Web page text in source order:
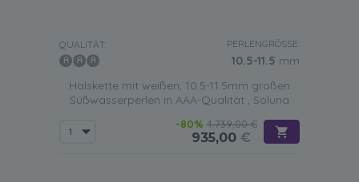
QUALITÄT: PERLENGRÖSSE:
10.5-11.5 mm
Halskette mit weißen, 10.5-11.5mm großen
Süßwasserperlen in AAA-Qualität , Soluna
-80% 4.739,00 €
935,00 €